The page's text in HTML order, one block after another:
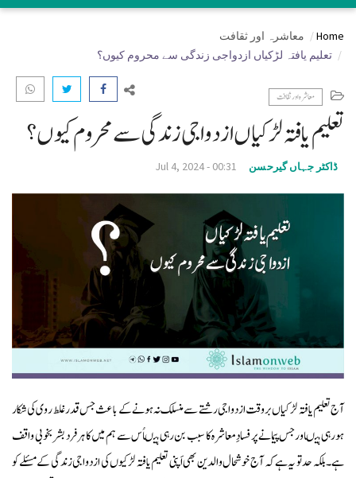
N
g
n
Home
معاشرہ اور ثقافت
تعلیم یافتہ لڑکیاں ازدواجی زندگی سے محروم کیوں؟
معاشرہ اور ثقافت
تعلیم یافتہ لڑکیاں ازدواجی زندگی سے محروم کیوں؟
ڈاکٹر جہاں گیرحسن Jul 4, 2024 - 00:31
آج تعلیم یافتہ لڑکیاں بروقت ازدواجی رشتے سے منسلک نہ ہونے کے باعث جس قدر غلط روی کی شکار
ہورہی ہیںاورجس پیمانے پر فسادِمعاشرہ کا سبب بن رہی ہیںاُس سے ہم میں کا ہرفرد بشر بخوبی واقف
ہے۔ بلکہ حد تو یہ ہےکہ آج خوشحال والدین بھی اَپنی تعلیم یافتہ لڑکیوں کی ازدواجی زندگی کے مسئلےکو